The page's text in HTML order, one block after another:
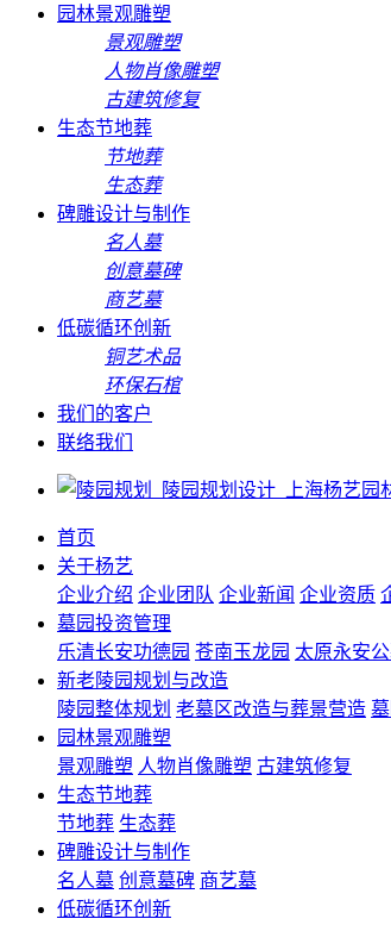
园林景观雕塑
景观雕塑
人物肖像雕塑
古建筑修复
生态节地葬
节地葬
生态葬
碑雕设计与制作
名人墓
创意墓碑
商艺墓
低碳循环创新
铜艺术品
环保石棺
我们的客户
联络我们
首页
关于杨艺
企业介绍 企业团队 企业新闻 企业资质
墓园投资管理
乐清长安功德园 苍南玉龙园 太原永安
新老陵园规划与改造
陵园整体规划 老墓区改造与葬景营造
园林景观雕塑
景观雕塑 人物肖像雕塑 古建筑修复
生态节地葬
节地葬 生态葬
碑雕设计与制作
名人墓 创意墓碑 商艺墓
低碳循环创新